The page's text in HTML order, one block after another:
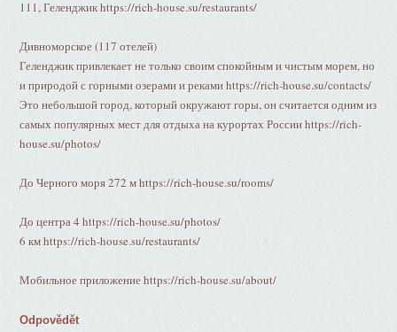
111, Геленджик https://rich-house.su/restaurants/
Дивноморское (117 отелей)
Геленджик привлекает не только своим спокойным и чистым морем, но
и природой с горными озерами и реками https://rich-house.su/contacts/
Это небольшой город, который окружают горы, он считается одним из
самых популярных мест для отдыха на курортах России https://rich-
house.su/photos/
До Черного моря 272 м https://rich-house.su/rooms/
До центра 4 https://rich-house.su/photos/
6 км https://rich-house.su/restaurants/
Мобильное приложение https://rich-house.su/about/
Odpovědět